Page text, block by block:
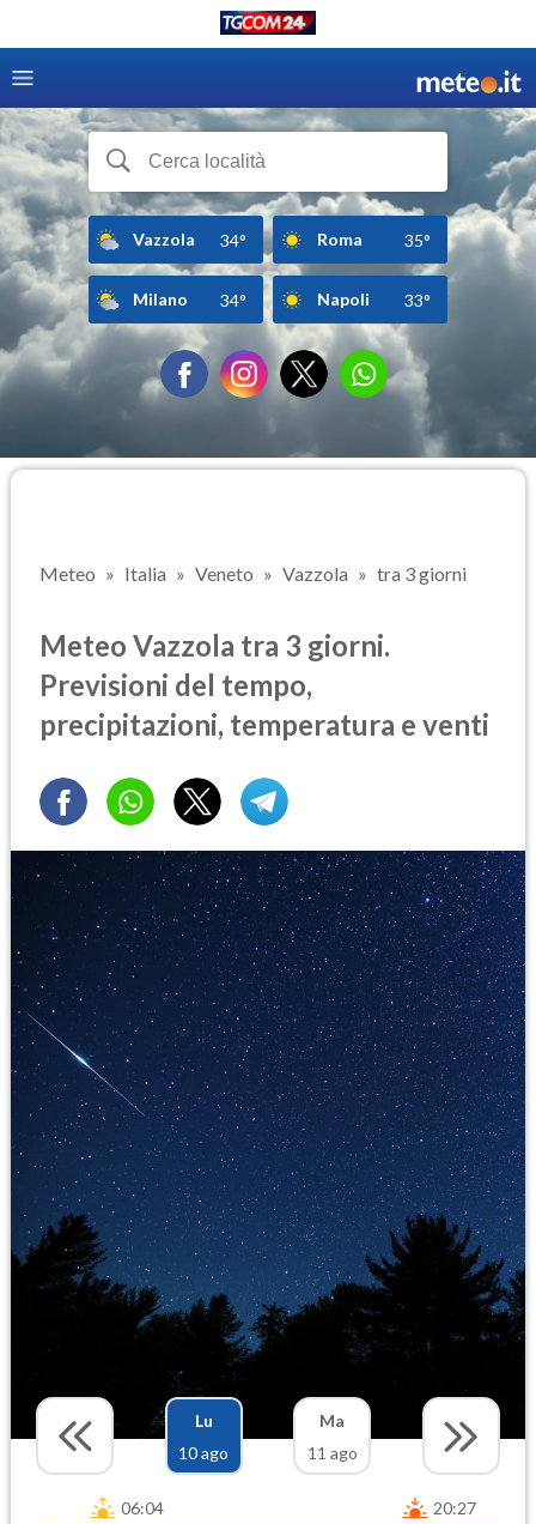
Vazzola 34° Roma 35°
Milano 34° Napoli 33°
Meteo Italia Veneto Vazzola tra 3 giorni
Meteo Vazzola tra 3 giorni.
Previsioni del tempo,
precipitazioni, temperatura e venti
Lu
10 ago
Ma
11 ago
06:04 20:27